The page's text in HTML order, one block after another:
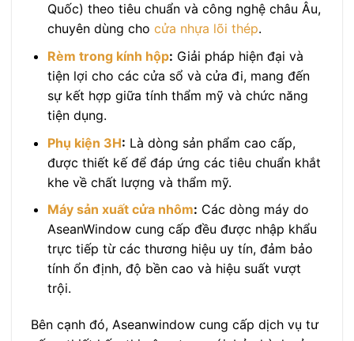
Quốc) theo tiêu chuẩn và công nghệ châu Âu,
chuyên dùng cho cửa nhựa lõi thép.
Rèm trong kính hộp: Giải pháp hiện đại và
tiện lợi cho các cửa sổ và cửa đi, mang đến
sự kết hợp giữa tính thẩm mỹ và chức năng
tiện dụng.
Phụ kiện 3H: Là dòng sản phẩm cao cấp,
được thiết kế để đáp ứng các tiêu chuẩn khắt
khe về chất lượng và thẩm mỹ.
Máy sản xuất cửa nhôm: Các dòng máy do
AseanWindow cung cấp đều được nhập khẩu
trực tiếp từ các thương hiệu uy tín, đảm bảo
tính ổn định, độ bền cao và hiệu suất vượt
trội.
Bên cạnh đó, Aseanwindow cung cấp dịch vụ tư